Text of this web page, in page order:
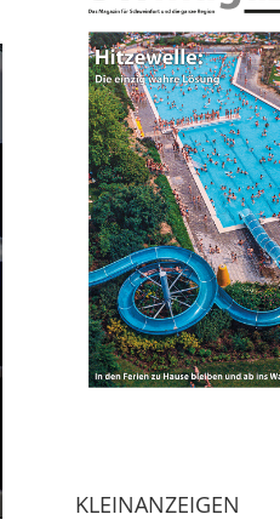
KLEINANZEIGEN